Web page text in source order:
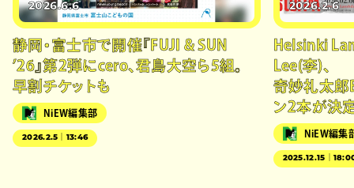
2026.6.6
静岡・富士市で開催『FUJI & SUN
’26』第2弾にcero、君島大空ら5組。
早割チケットも
NiEW編集部
2026.2.5｜13:46
2026.2.6
Helsinki
Lee(李)、
奇妙礼太郎
ン2本が決
NiEW編集
2025.12.15｜